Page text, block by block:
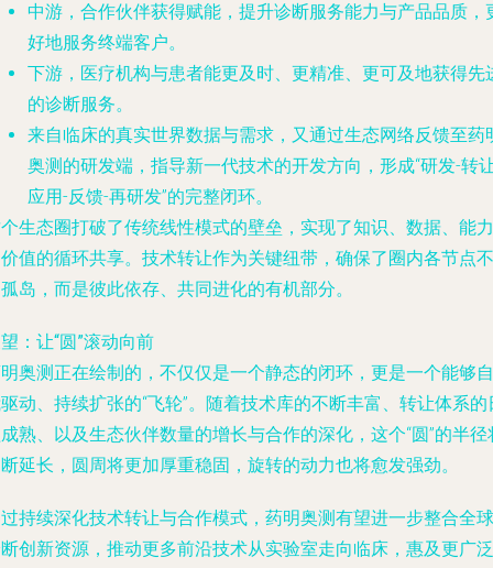
中游 ，合作伙伴获得赋能，提升诊断服务能力与产品品质，
好地服务终端客户。
下游 ，医疗机构与患者能更及时、更精准、更可及地获得先
的诊断服务。
来自临床的真实世界数据与需求，又通过生态网络反馈至药
奥测的研发端，指导新一代技术的开发方向，形成“研发-转
应用-反馈-再研发”的完整闭环。
生态圈打破了传统线性模式的壁垒，实现了知识、数据、能力
值的循环共享。技术转让作为关键纽带，确保了圈内各节点不
岛，而是彼此依存、共同进化的有机部分。
：让“圆”滚动向前
奥测正在绘制的，不仅仅是一个静态的闭环，更是一个能够自
动、持续扩张的“飞轮”。随着技术库的不断丰富、转让体系的
熟、以及生态伙伴数量的增长与合作的深化，这个“圆”的半径
延长，圆周将更加厚重稳固，旋转的动力也将愈发强劲。
持续深化技术转让与合作模式，药明奥测有望进一步整合全球
创新资源，推动更多前沿技术从实验室走向临床，惠及更广泛